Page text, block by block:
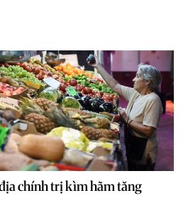
chính trị kìm hãm tăng